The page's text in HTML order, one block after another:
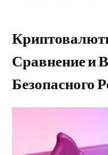
Сравнение и
Безопасного